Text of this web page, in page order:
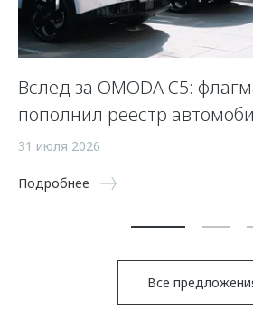
Вслед за OMODA C5:
пополнил реестр
31 июля 2026
Подробнее
Все